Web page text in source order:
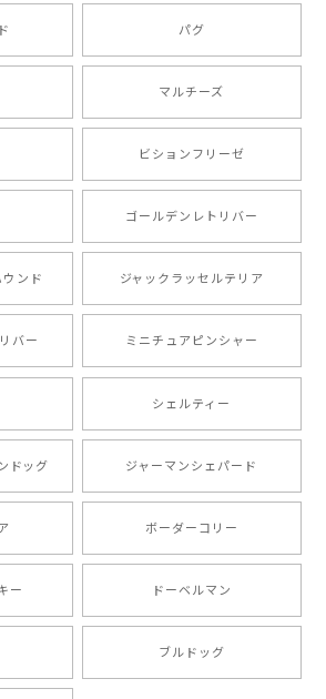
が取りづらい点だけ少し不安になり
敵さでチャラです。 本当に可愛
います。
10/28
ったのでハラハラしましたが… 可
した！大満足です♪
【 自然に囲まれた ポメラニアン 】マグカップ 犬 ペット うちの子 犬グッズ ギフト プレゼント 母の日
す。６月にももが（17歳）で亡くな
の顔がそっくりだったので、注文し
ございました。
05/22
パグ
マルチーズ
ビションフリーゼ
ゴールデンレトリバー
ンド ジャックラッセルテリア
バー ミニチュアピンシャー
シェルティー
ドッグ ジャーマンシェパード
ボーダーコリー
ー ドーベルマン
ブルドッグ